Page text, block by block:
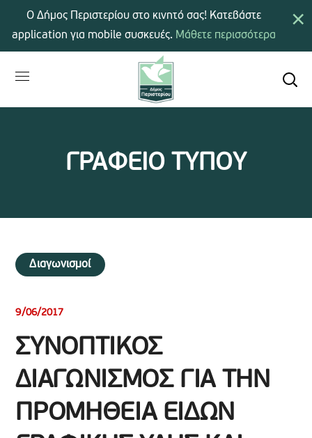
ΓΡΑΦΕΙΟ ΤΥΠΟΥ
Διαγωνισμοί
9/06/2017
ΣΥΝΟΠΤΙΚΟΣ
ΔΙΑΓΩΝΙΣΜΟΣ ΓΙΑ ΤΗΝ
ΠΡΟΜΗΘΕΙΑ ΕΙΔΩΝ
×
Ο Δήμος Περιστερίου στο κινητό σας! Κατεβάστε
application για mobile συσκευές. Μάθετε περισσότερα